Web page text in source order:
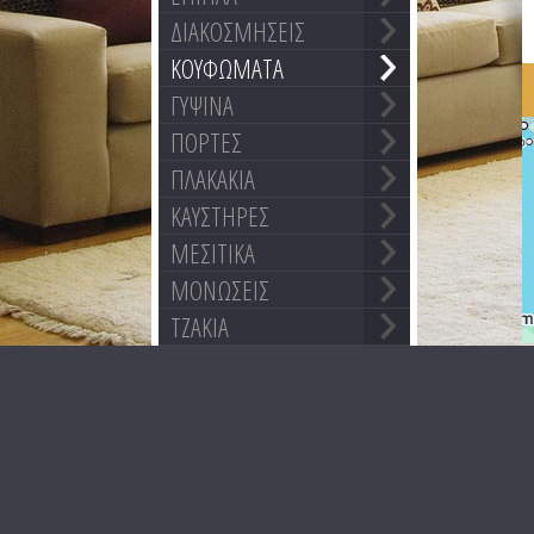
ΔΙΑΚΟΣΜΗΣΕΙΣ
ΚΟΥΦΩΜΑΤΑ
ΓΥΨΙΝΑ
ΠΟΡΤΕΣ
ΠΛΑΚΑΚΙΑ
ΚΑΥΣΤΗΡΕΣ
ΜΕΣΙΤΙΚΑ
ΜΟΝΩΣΕΙΣ
ΤΖΑΚΙΑ